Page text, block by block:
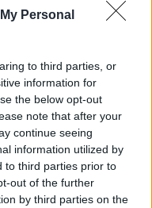
Personal
to third parties, or
information for
the below opt-out
note that after your
continue seeing
information utilized by
to third parties prior to
out of the further
by third parties on the
a román